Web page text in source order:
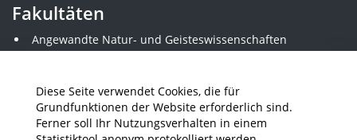
Diese Seite verwendet Cookies, die für
Grundfunktionen der Website erforderlich sind.
Ferner soll Ihr Nutzungsverhalten in einem
Fakultäten
Angewandte Natur- und Geisteswissenschaften
Angewandte Sozialwissenschaften
Elektrotechnik
Gestaltung
Informatik und Wirtschaftsinformatik
Kunststofftechnik und Vermessung